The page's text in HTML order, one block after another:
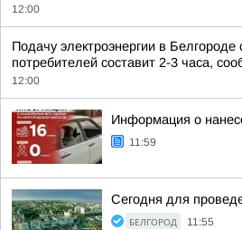
12:00
Подачу электроэнергии в
потребителей составит 2-3 часа,
12:00
Информация о
11:59
Сегодня для
БЕЛГОРОД 11:55